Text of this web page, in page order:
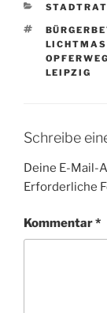
OPFERWEG
LEIPZIG
Schreibe
Deine E-Mail-
Erforderliche
Kommentar*